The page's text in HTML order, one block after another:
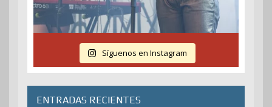
Síguenos en Instagram
ENTRADAS RECIENTES